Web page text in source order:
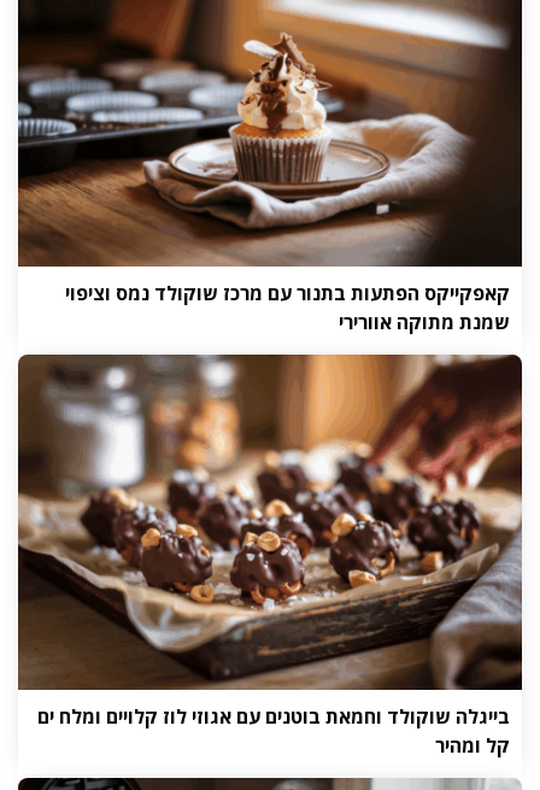
קאפקייקס הפתעות בתנור עם מרכז שוקולד נמס וציפוי
שמנת מתוקה אוורירי
בייגלה שוקולד וחמאת בוטנים עם אגוזי לוז קלויים ומלח ים
קל ומהיר